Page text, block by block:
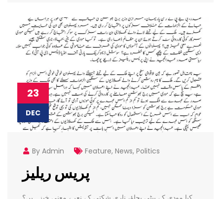
23
DEC
By Admin Feature, News, Politics
پریس ریلیز